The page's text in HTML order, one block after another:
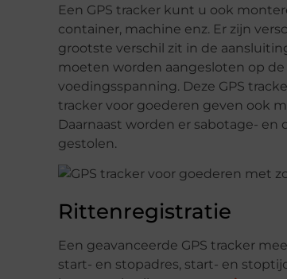
Een GPS tracker kunt u ook
container, machine enz. Er zijn
grootste verschil zit in de
moeten worden aangesloten op
voedingsspanning. Deze GPS
tracker voor goederen geven ook
Daarnaast worden er sabotage-
gestolen.
Rittenregistratie
Een geavanceerde GPS tracker
start- en stopadres, start- en